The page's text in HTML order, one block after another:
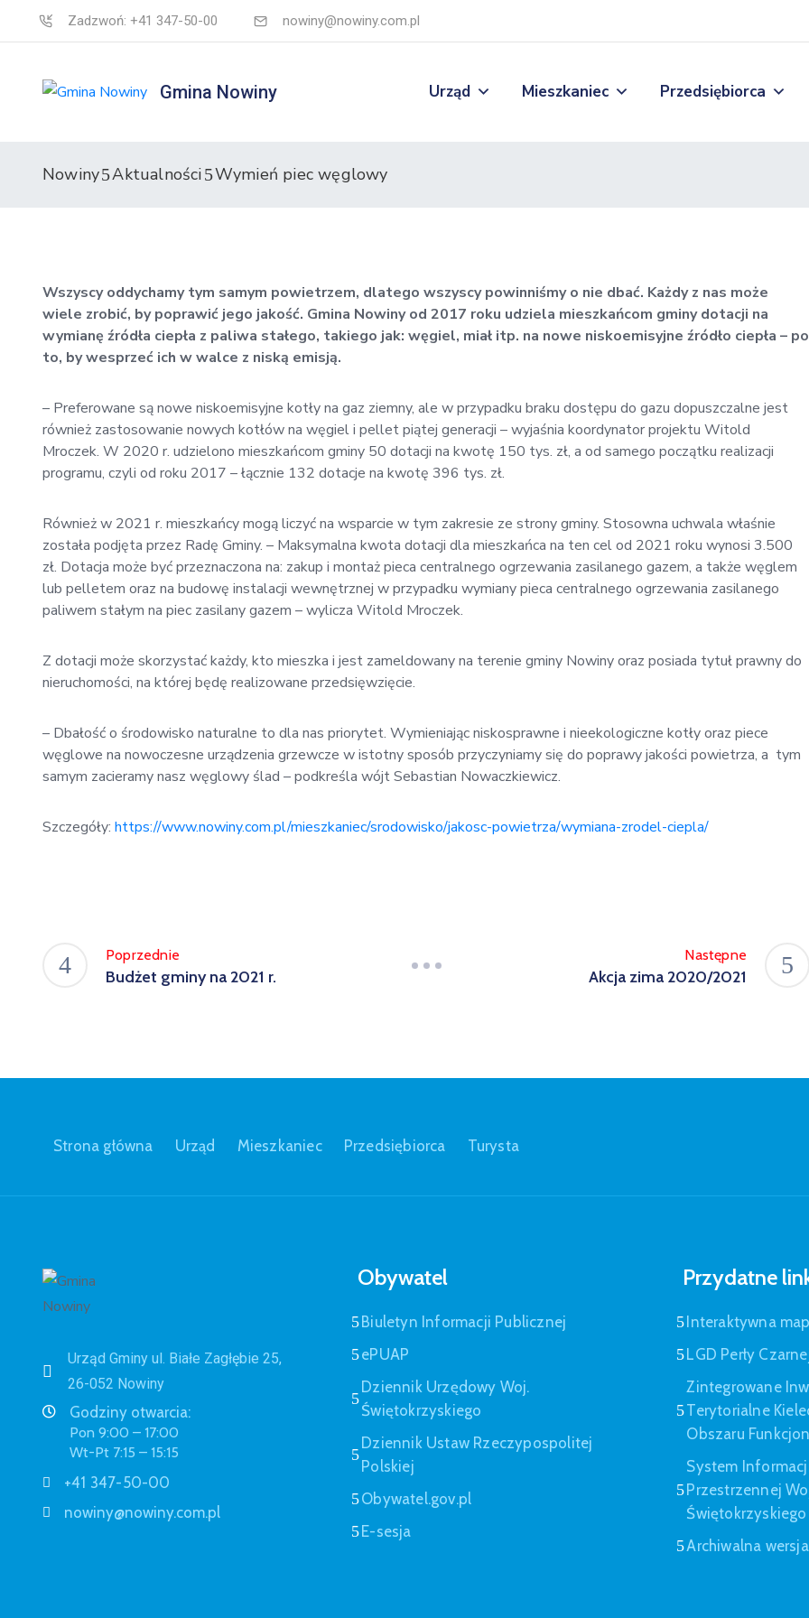
Zadzwoń: +41 347-50-00 nowiny@nowiny.com.pl
Gmina Nowiny Urząd Mieszkaniec Przedsiębiorca
Nowiny Aktualności Wymień piec węglowy
Wszyscy oddychamy tym samym powietrzem, dlatego wszyscy powinniśmy o nie dbać. Każdy z nas może
wiele zrobić, by poprawić jego jakość. Gmina Nowiny od 2017 roku udziela mieszkańcom gminy dotacji na
wymianę źródła ciepła z paliwa stałego, takiego jak: węgiel, miał itp. na nowe niskoemisyjne źródło ciepła – po
to, by wesprzeć ich w walce z niską emisją.
– Preferowane są nowe niskoemisyjne kotły na gaz ziemny, ale w przypadku braku dostępu do gazu dopuszczalne jest
również zastosowanie nowych kotłów na węgiel i pellet piątej generacji – wyjaśnia koordynator projektu Witold
Mroczek. W 2020 r. udzielono mieszkańcom gminy 50 dotacji na kwotę 150 tys. zł, a od samego początku realizacji
programu, czyli od roku 2017 – łącznie 132 dotacje na kwotę 396 tys. zł.
Również w 2021 r. mieszkańcy mogą liczyć na wsparcie w tym zakresie ze strony gminy. Stosowna uchwala właśnie
została podjęta przez Radę Gminy. – Maksymalna kwota dotacji dla mieszkańca na ten cel od 2021 roku wynosi 3.500
zł. Dotacja może być przeznaczona na: zakup i montaż pieca centralnego ogrzewania zasilanego gazem, a także węglem
lub pelletem oraz na budowę instalacji wewnętrznej w przypadku wymiany pieca centralnego ogrzewania zasilanego
paliwem stałym na piec zasilany gazem – wylicza Witold Mroczek.
Z dotacji może skorzystać każdy, kto mieszka i jest zameldowany na terenie gminy Nowiny oraz posiada tytuł prawny do
nieruchomości, na której będę realizowane przedsięwzięcie.
– Dbałość o środowisko naturalne to dla nas priorytet. Wymieniając niskosprawne i nieekologiczne kotły oraz piece
węglowe na nowoczesne urządzenia grzewcze w istotny sposób przyczyniamy się do poprawy jakości powietrza, a tym
samym zacieramy nasz węglowy ślad – podkreśla wójt Sebastian Nowaczkiewicz.
Szczegóły: https://www.nowiny.com.pl/mieszkaniec/srodowisko/jakosc-powietrza/wymiana-zrodel-ciepla/
Poprzednie
Budżet gminy na 2021 r.
Następne
Akcja zima 2020/2021
Strona główna Urząd Mieszkaniec Przedsiębiorca Turysta
Urząd Gminy ul. Białe Zagłębie 25,
26-052 Nowiny
Godziny otwarcia:
Pon 9:00 – 17:00
Wt-Pt 7:15 – 15:15
+41 347-50-00
nowiny@nowiny.com.pl
Obywatel
Biuletyn Informacji Publicznej
ePUAP
Dziennik Urzędowy Woj.
Świętokrzyskiego
Dziennik Ustaw Rzeczypospolitej
Polskiej
Obywatel.gov.pl
E-sesja
Przydatne
Interaktywna
LGD Perły
Zintegrowane
Terytorialne
Obszaru
System
Przestrzennej
Świętokrzyskiego
Archiwalna